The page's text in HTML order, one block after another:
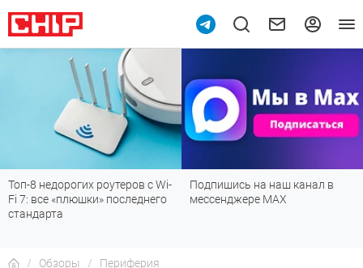
Топ-8 недорогих роутеров с Wi-
Fi 7: все «плюшки» последнего
стандарта
Подпишись на наш канал в
мессенджере МАХ
Обзоры Периферия